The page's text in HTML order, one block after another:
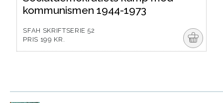
kommunismen 1944-1973
SFAH SKRIFTSERIE 52
PRIS 199 KR.
o